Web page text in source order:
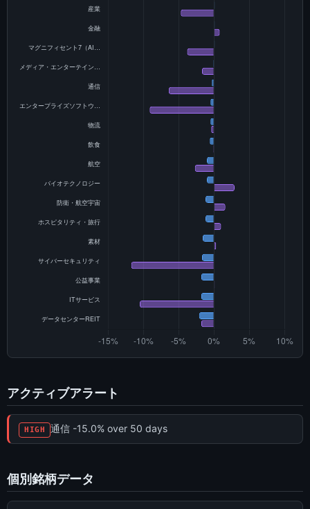
アクティブアラート
HIGH 通信 -15.0% over 50 days
個別銘柄データ